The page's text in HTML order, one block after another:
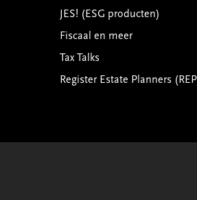
JES! (ESG producten)
Fiscaal en meer
Tax Talks
Register Estate Planners